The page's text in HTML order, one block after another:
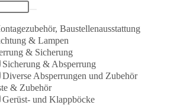
Baustellenausstattung
& Lampen
& Sicherung
Sicherung & Absperrung
Diverse Absperrungen und Zubehör
& Zubehör
Gerüst- und Klappböcke